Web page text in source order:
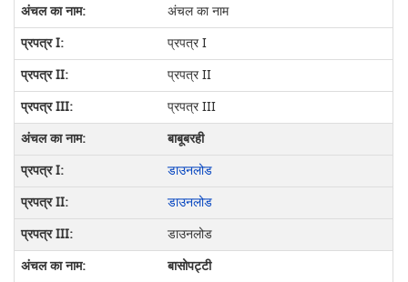
अंचल का नाम
प्रपत्र I
प्रपत्र II
प्रपत्र III
बाबूबरही
डाउनलोड
डाउनलोड
डाउनलोड
बासोपट्टी